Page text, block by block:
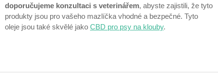
doporučujeme konzultaci s veterinářem, abyste zajistili, že tyto
produkty jsou pro vašeho mazlíčka vhodné a bezpečné. Tyto
oleje jsou také skvělé jako CBD pro psy na klouby.